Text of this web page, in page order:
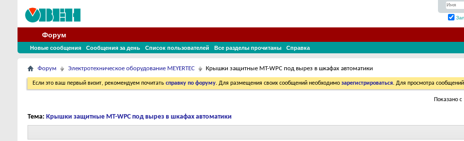
Форум
Новые сообщения Сообщения за день Список пользователей Все разделы прочитаны Справка
Форум Электротехническое оборудование MEYERTEC Крышки защитные MT-WPC под вырез в шкафах автоматики
Если это ваш первый визит, рекомендуем почитать справку по форуму. Для размещения своих сообщений необходимо зарегистрироваться. Для просмотра
Показано с
Тема: Крышки защитные MT-WPC под вырез в шкафах автоматики